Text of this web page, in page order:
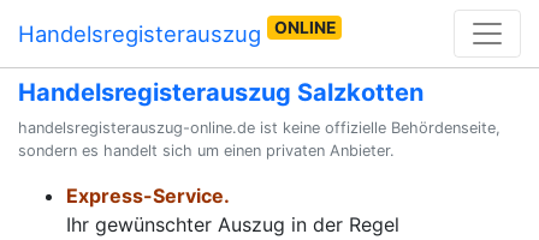
Handelsregisterauszug ONLINE
Handelsregisterauszug Salzkotten
handelsregisterauszug-online.de ist keine offizielle Behördenseite,
sondern es handelt sich um einen privaten Anbieter.
Express-Service.
Ihr gewünschter Auszug in der Regel